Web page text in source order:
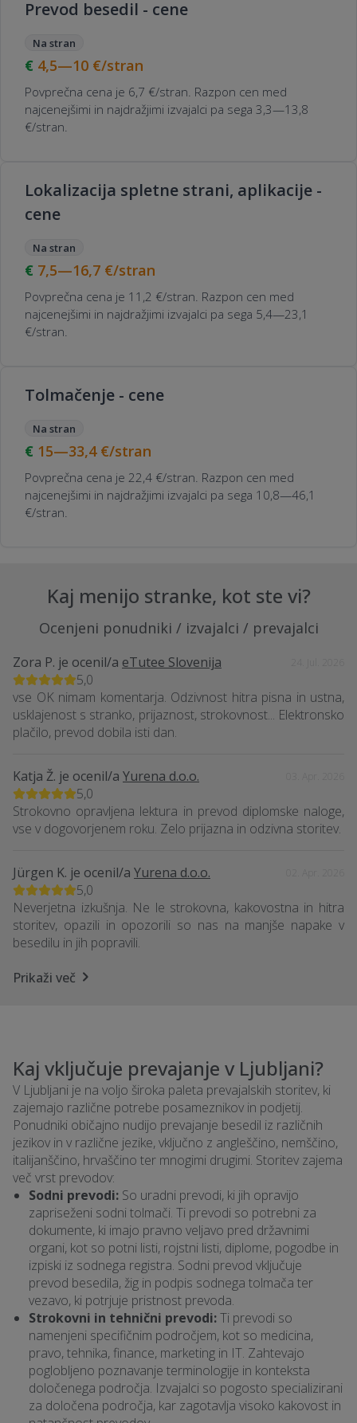
Prevod besedil - cene
Na stran
4,5—10 €/stran
Povprečna cena je 6,7 €/stran. Razpon cen med
najcenejšimi in najdražjimi izvajalci pa sega 3,3—13,8
€/stran.
Lokalizacija spletne strani, aplikacije -
cene
Na stran
7,5—16,7 €/stran
Povprečna cena je 11,2 €/stran. Razpon cen med
najcenejšimi in najdražjimi izvajalci pa sega 5,4—23,1
€/stran.
Tolmačenje - cene
Na stran
15—33,4 €/stran
Povprečna cena je 22,4 €/stran. Razpon cen med
najcenejšimi in najdražjimi izvajalci pa sega 10,8—46,1
€/stran.
Kaj menijo stranke, kot ste vi?
Ocenjeni ponudniki / izvajalci / prevajalci
Zora P. je ocenil/a eTutee Slovenija
5,0
vse OK nimam komentarja. Odzivnost hitra pisna in ustna,
usklajenost s stranko, prijaznost, strokovnost... Elektronsko
plačilo, prevod dobila isti dan.
Katja Ž. je ocenil/a Yurena d.o.o.
5,0
Strokovno opravljena lektura in prevod diplomske naloge,
vse v dogovorjenem roku. Zelo prijazna in odzivna storitev.
Jürgen K. je ocenil/a Yurena d.o.o.
5,0
Neverjetna izkušnja. Ne le strokovna, kakovostna in hitra
storitev, opazili in opozorili so nas na manjše napake v
besedilu in jih popravili.
Prikaži več
Kaj vključuje prevajanje v Ljubljani?
V Ljubljani je na voljo široka paleta prevajalskih storitev, ki
zajemajo različne potrebe posameznikov in podjetij.
Ponudniki običajno nudijo prevajanje besedil iz različnih
jezikov in v različne jezike, vključno z angleščino, nemščino,
italijanščino, hrvaščino ter mnogimi drugimi. Storitev zajema
več vrst prevodov:
Sodni prevodi: So uradni prevodi, ki jih opravijo
zapriseženi sodni tolmači. Ti prevodi so potrebni za
dokumente, ki imajo pravno veljavo pred državnimi
organi, kot so potni listi, rojstni listi, diplome, pogodbe in
izpiski iz sodnega registra. Sodni prevod vključuje
prevod besedila, žig in podpis sodnega tolmača ter
vezavo, ki potrjuje pristnost prevoda.
Strokovni in tehnični prevodi:Ti prevodi so
namenjeni specifičnim področjem, kot so medicina,
pravo, tehnika, finance, marketing in IT. Zahtevajo
poglobljeno poznavanje terminologije in konteksta
določenega področja. Izvajalci so pogosto specializirani
za določena področja, kar zagotavlja visoko kakovost in